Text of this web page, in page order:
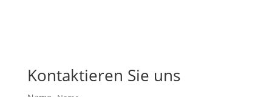
Kontaktieren Sie uns